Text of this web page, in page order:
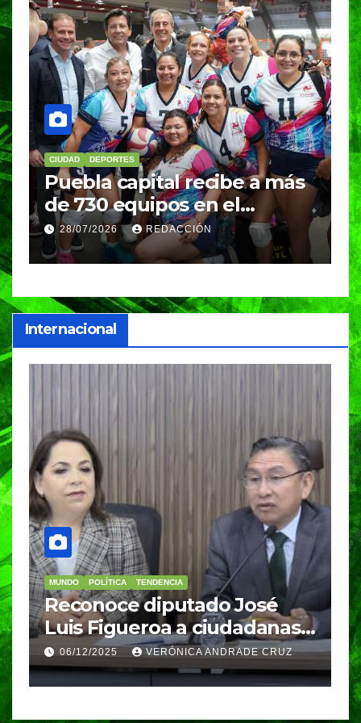
CIUDAD DEPORTES
Puebla capital recibe a más
de 730 equipos en el
Festival Máster de Voleibol
28/07/2026 REDACCIÓN
Internacional
MUNDO POLÍTICA TENDENCIA
Reconoce diputado José
Luis Figueroa a ciudadanas y
ciudadanos que
contribuyeron a generar y
06/12/2025 VERÓNICA ANDRADE CRUZ